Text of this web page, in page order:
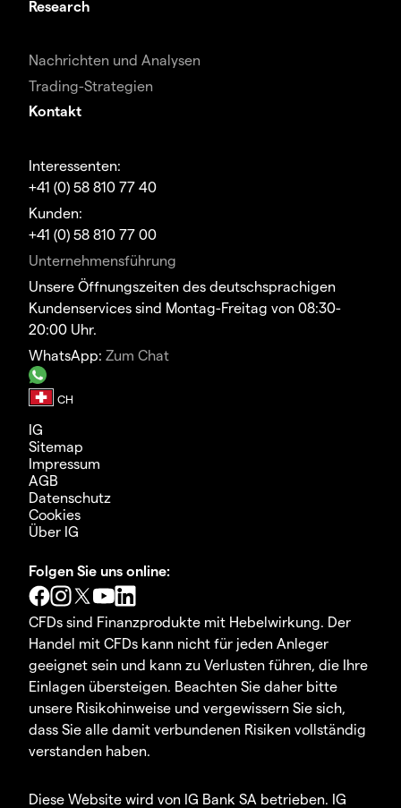
Research
Nachrichten und Analysen
Trading-Strategien
Kontakt
Interessenten:
+41 (0) 58 810 77 40
Kunden:
+41 (0) 58 810 77 00
Unternehmensführung
Unsere Öffnungszeiten des deutschsprachigen
Kundenservices sind Montag-Freitag von 08:30-
20:00 Uhr.
WhatsApp: Zum Chat
IG
Sitemap
Impressum
AGB
Datenschutz
Cookies
Über IG
Folgen Sie uns online:
CFDs sind Finanzprodukte mit Hebelwirkung. Der
Handel mit CFDs kann nicht für jeden Anleger
geeignet sein und kann zu Verlusten führen, die Ihre
Einlagen übersteigen. Beachten Sie daher bitte
unsere Risikohinweise und vergewissern Sie sich,
dass Sie alle damit verbundenen Risiken vollständig
verstanden haben.
Diese Website wird von IG Bank SA betrieben. IG